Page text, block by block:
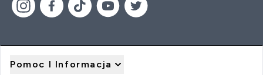
Pomoc I Informacja